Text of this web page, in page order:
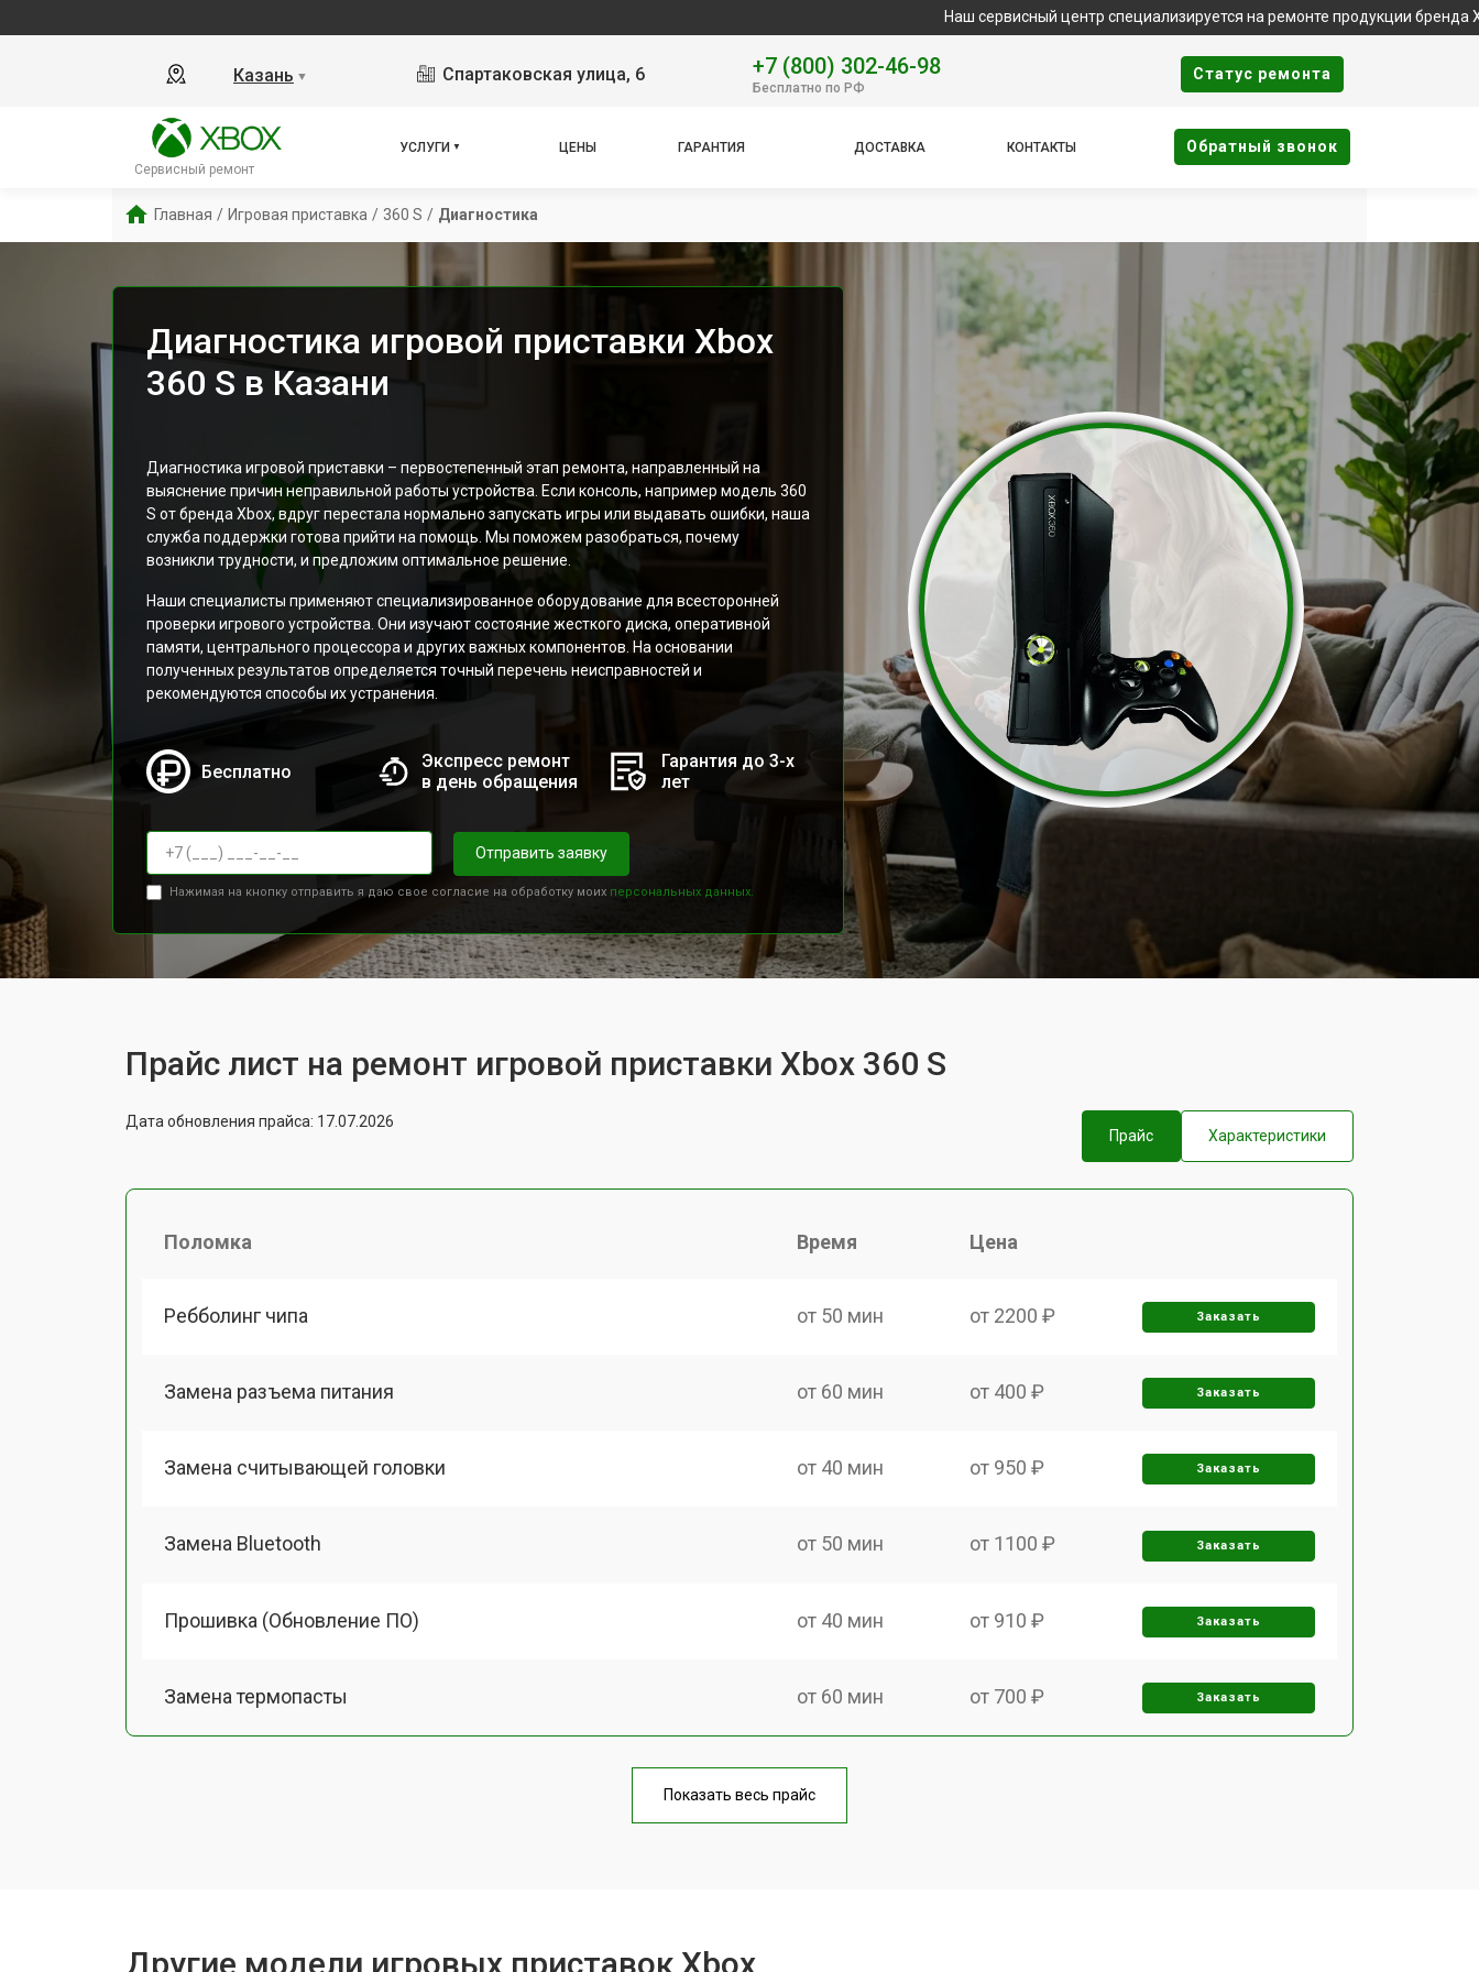
Наш сервисный центр специализируется на ремонте продукции бренда Xbox.
Казань ▼ Спартаковская улица, 6 +7 (800) 302-46-98
Бесплатно по РФ
Cтатус ремонта
Сервисный ремонт
УСЛУГИ ЦЕНЫ ГАРАНТИЯ ДОСТАВКА КОНТАКТЫ Oбратный звонок
Главная / Игровая приставка / 360 S / Диагностика
Диагностика игровой приставки Xbox
360 S в Казани
Диагностика игровой приставки – первостепенный этап ремонта, направленный на
выяснение причин неправильной работы устройства. Если консоль, например модель 360
S от бренда Xbox, вдруг перестала нормально запускать игры или выдавать ошибки, наша
служба поддержки готова прийти на помощь. Мы поможем разобраться, почему
возникли трудности, и предложим оптимальное решение.
Наши специалисты применяют специализированное оборудование для всесторонней
проверки игрового устройства. Они изучают состояние жесткого диска, оперативной
памяти, центрального процессора и других важных компонентов. На основании
полученных результатов определяется точный перечень неисправностей и
рекомендуются способы их устранения.
Бесплатно
Экспресс ремонт
в день обращения
Гарантия до 3-х
лет
Отправить заявку
Нажимая на кнопку отправить я даю свое согласие на обработку моих персональных данных.
Прайс лист на ремонт игровой приставки Xbox 360 S
Дата обновления прайса: 17.07.2026
Прайс
Характеристики
Поломка Время Цена
Ребболинг чипа от 50 мин от 2200 ₽ Заказать
Замена разъема питания от 60 мин от 400 ₽ Заказать
Замена считывающей головки от 40 мин от 950 ₽ Заказать
Замена Bluetooth от 50 мин от 1100 ₽ Заказать
Прошивка (Обновление ПО) от 40 мин от 910 ₽ Заказать
Замена термопасты от 60 мин от 700 ₽ Заказать
от 40 мин
Показать весь прайс
Другие модели игровых приставок Xbox